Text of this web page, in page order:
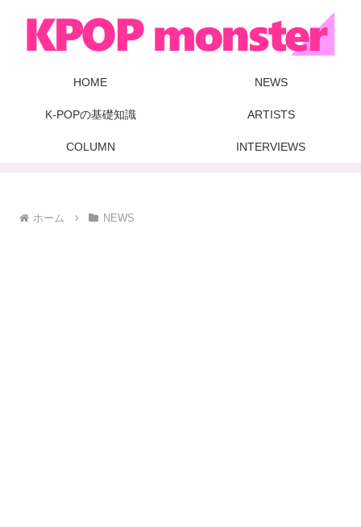
HOME NEWS
K-POPの基礎知識 ARTISTS
COLUMN INTERVIEWS
ホーム NEWS